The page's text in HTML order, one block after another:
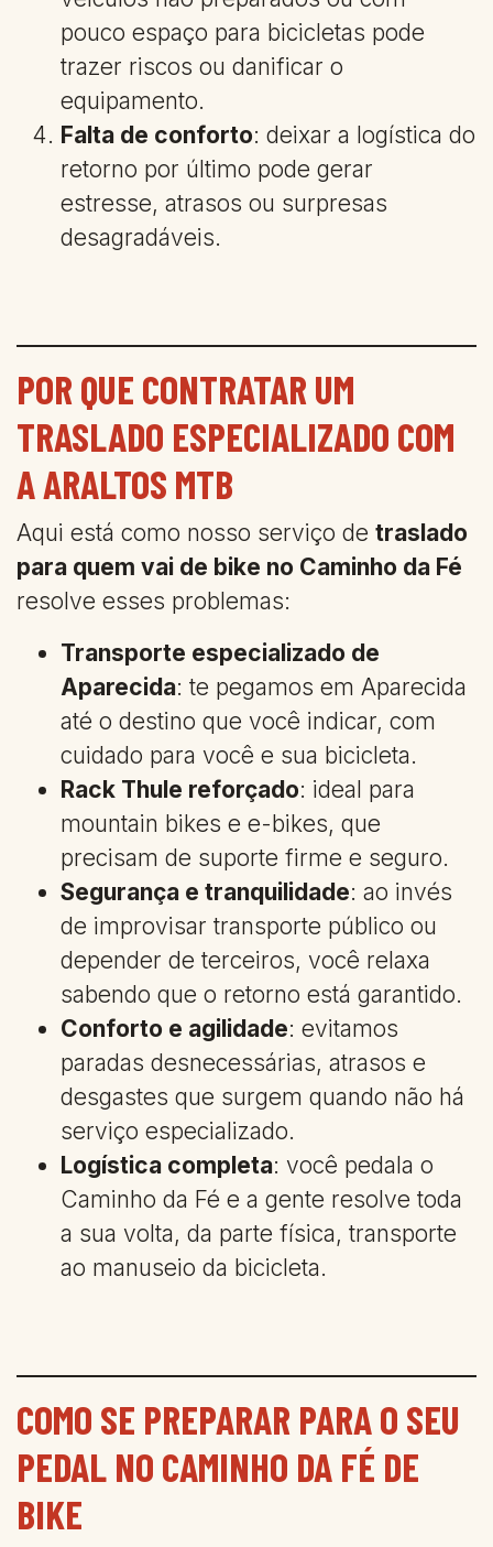
pouco espaço para bicicletas pode
trazer riscos ou danificar o
equipamento.
Falta de conforto: deixar a logística do
retorno por último pode gerar
estresse, atrasos ou surpresas
desagradáveis.
POR QUE CONTRATAR UM
TRASLADO ESPECIALIZADO COM
A ARALTOS MTB
Aqui está como nosso serviço de traslado
para quem vai de bike no Caminho da Fé
resolve esses problemas:
Transporte especializado de
Aparecida: te pegamos em Aparecida
até o destino que você indicar, com
cuidado para você e sua bicicleta.
Rack Thule reforçado: ideal para
mountain bikes e e-bikes, que
precisam de suporte firme e seguro.
Segurança e tranquilidade: ao invés
de improvisar transporte público ou
depender de terceiros, você relaxa
sabendo que o retorno está garantido.
Conforto e agilidade: evitamos
paradas desnecessárias, atrasos e
desgastes que surgem quando não há
serviço especializado.
Logística completa: você pedala o
Caminho da Fé e a gente resolve toda
a sua volta, da parte física, transporte
ao manuseio da bicicleta.
COMO SE PREPARAR PARA O SEU
PEDAL NO CAMINHO DA FÉ DE
BIKE